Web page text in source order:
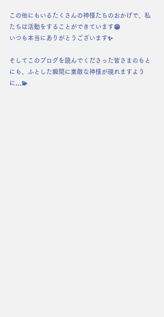
この他にもいるたくさんの神様たちのおかげで、私
たちは活動をすることができています😁
いつも本当にありがとうございます✨
そしてこのブログを読んでくださった皆さまのもと
にも、ふとした瞬間に素敵な神様が現れますよう
に…💫